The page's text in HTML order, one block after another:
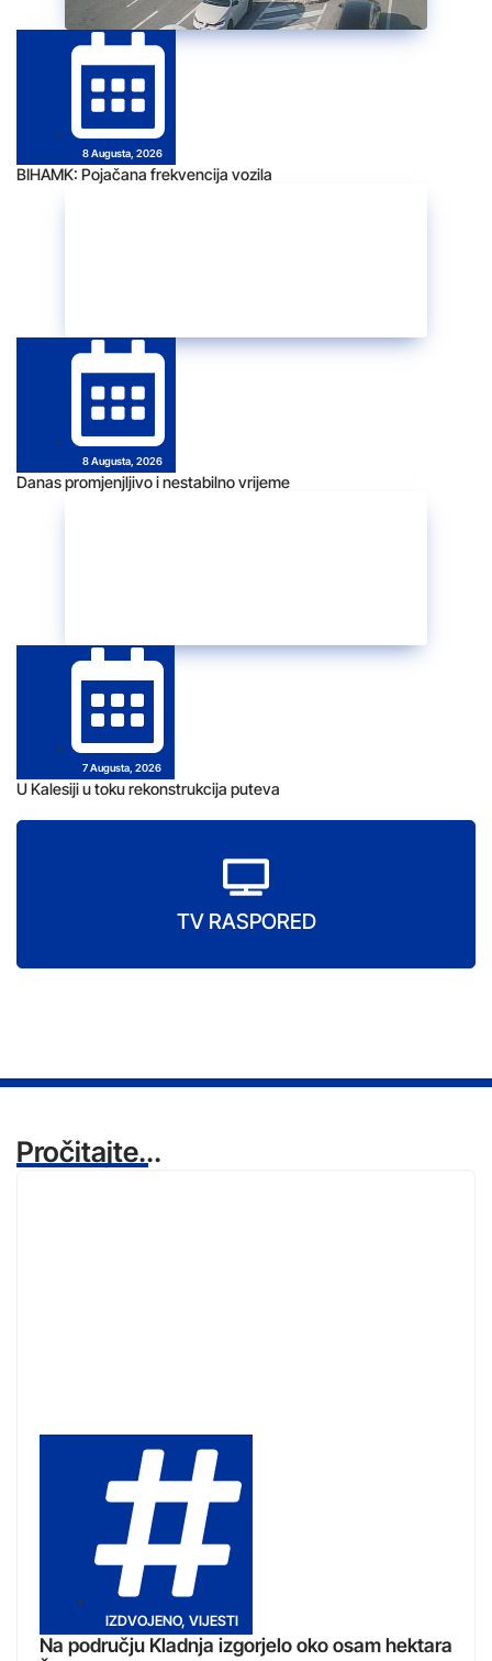
8 Augusta, 2026
BIHAMK: Pojačana frekvencija vozila
8 Augusta, 2026
Danas promjenjljivo i nestabilno vrijeme
7 Augusta, 2026
U Kalesiji u toku rekonstrukcija puteva
TV RASPORED
Pročitajte...
IZDVOJENO, VIJESTI
Na području Kladnja izgorjelo oko osam hektara